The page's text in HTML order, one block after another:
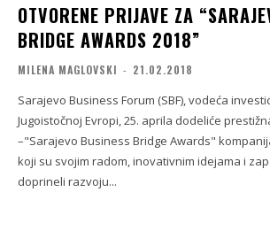
OTVORENE PRIJAVE ZA
BRIDGE AWARDS 2018”
MILENA MAGLOVSKI - 21.02.2018
Sarajevo Business Forum (SBF), vodeća
Jugoistočnoj Evropi, 25. aprila dodeliće
–"Sarajevo Business Bridge Awards"
koji su svojim radom, inovativnim idejama i
doprineli razvoju...